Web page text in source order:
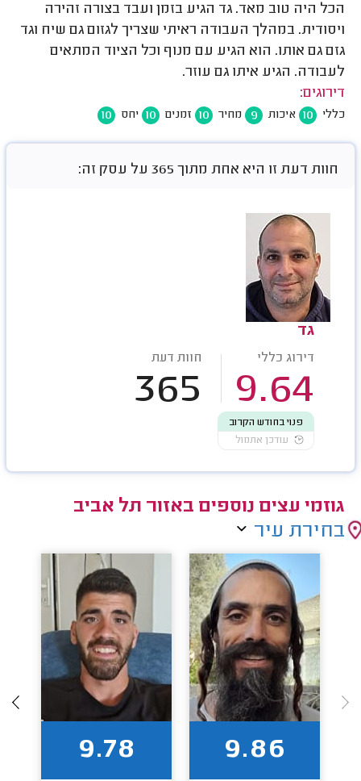
הכל היה טוב מאד. גד הגיע בזמן ועבד בצורה זהירה
ויסודית. במהלך העבודה ראיתי שצריך לגזום גם שיח וגד
גזם גם אותו. הוא הגיע עם מנוף וכל הציוד המתאים
לעבודה. הגיע איתו גם עוזר.
דירוגים:
כללי 10 איכות 9 מחיר 10 זמנים 10 יחס 10
חוות דעת זו היא אחת מתוך 365 על עסק זה:
גד
דירוג כללי
9.64
חוות דעת
365
פנוי בחודש הקרוב
עודכן אתמול
גוזמי עצים נוספים באזור תל אביב
בחירת עיר
9.86
9.78